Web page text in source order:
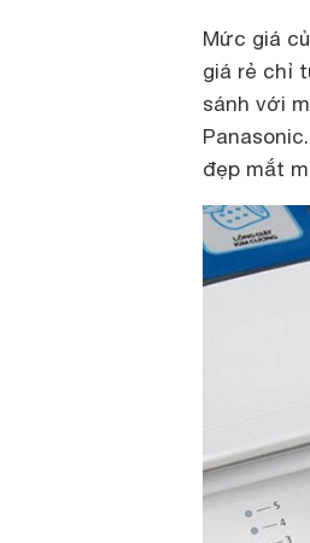
Mức giá
giá rẻ chỉ
sánh với
đẹp mắt